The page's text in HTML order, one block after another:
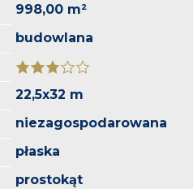
998,00 m²
budowlana
22,5x32 m
niezagospodarowana
płaska
prostokąt